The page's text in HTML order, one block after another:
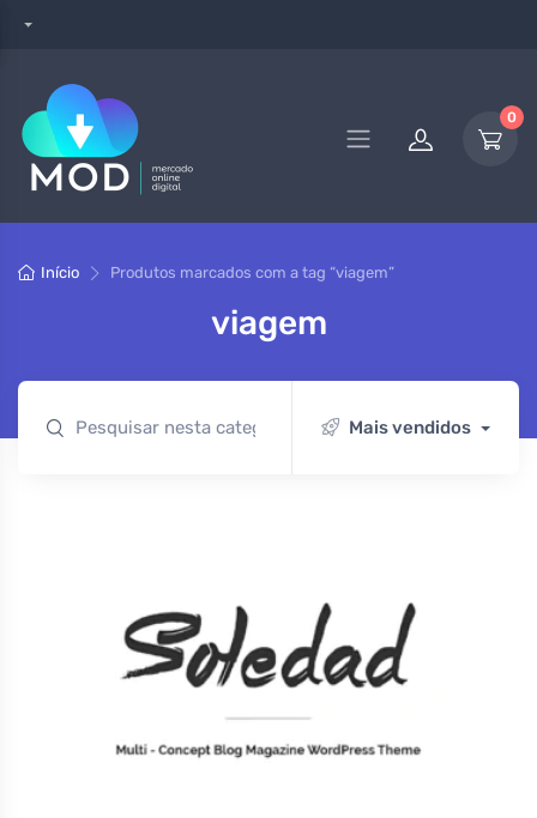
0
Início Produtos marcados com a tag “viagem”
viagem
Mais vendidos